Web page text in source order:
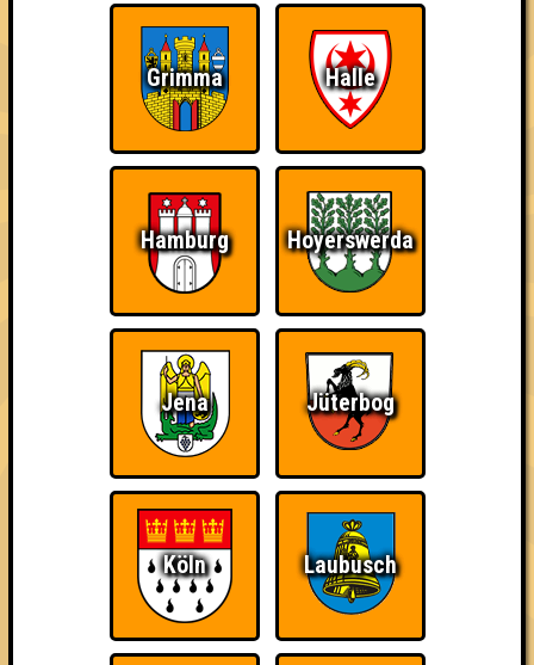
The Last of Us
Schon wieder zum
Wiederzehn macht
Quizveteran
Wir sind immer bei
Nerven aus Stahl
The Amount of
Teilnahmen is too
damn high
Ich war da, vor 3000
Da-Da Da! Da-Da Da!
Grimma Halle
Hamburg Hoyerswerda
Jena Jüterbog
Köln Laubusch